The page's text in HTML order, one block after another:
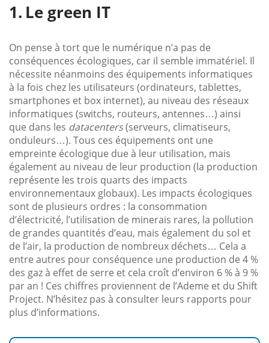
Le green IT
On pense à tort que le numérique n’a pas de
conséquences écologiques, car il semble immatériel. Il
nécessite néanmoins des équipements informatiques
à la fois chez les utilisateurs (ordinateurs, tablettes,
smartphones et box internet), au niveau des réseaux
informatiques (switchs, routeurs, antennes…) ainsi
que dans les datacenters(serveurs, climatiseurs,
onduleurs…). Tous ces équipements ont une
empreinte écologique due à leur utilisation, mais
également au niveau de leur production (la production
représente les trois quarts des impacts
environnementaux globaux). Les impacts écologiques
sont de plusieurs ordres : la consommation
d’électricité, l’utilisation de minerais rares, la pollution
de grandes quantités d’eau, mais également du sol et
de l’air, la production de nombreux déchets… Cela a
entre autres pour conséquence une production de 4 %
des gaz à effet de serre et cela croît d’environ 6 % à 9 %
par an ! Ces chiffres proviennent de l’Ademe et du Shift
Project. N’hésitez pas à consulter leurs rapports pour
plus d’informations.